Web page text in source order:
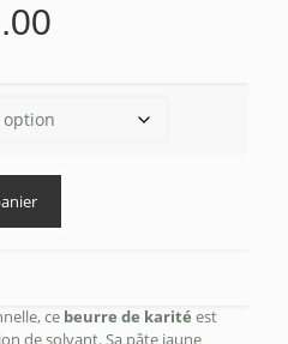
$6.45
à
ce beurre de karité est
de solvant. Sa pâte jaune